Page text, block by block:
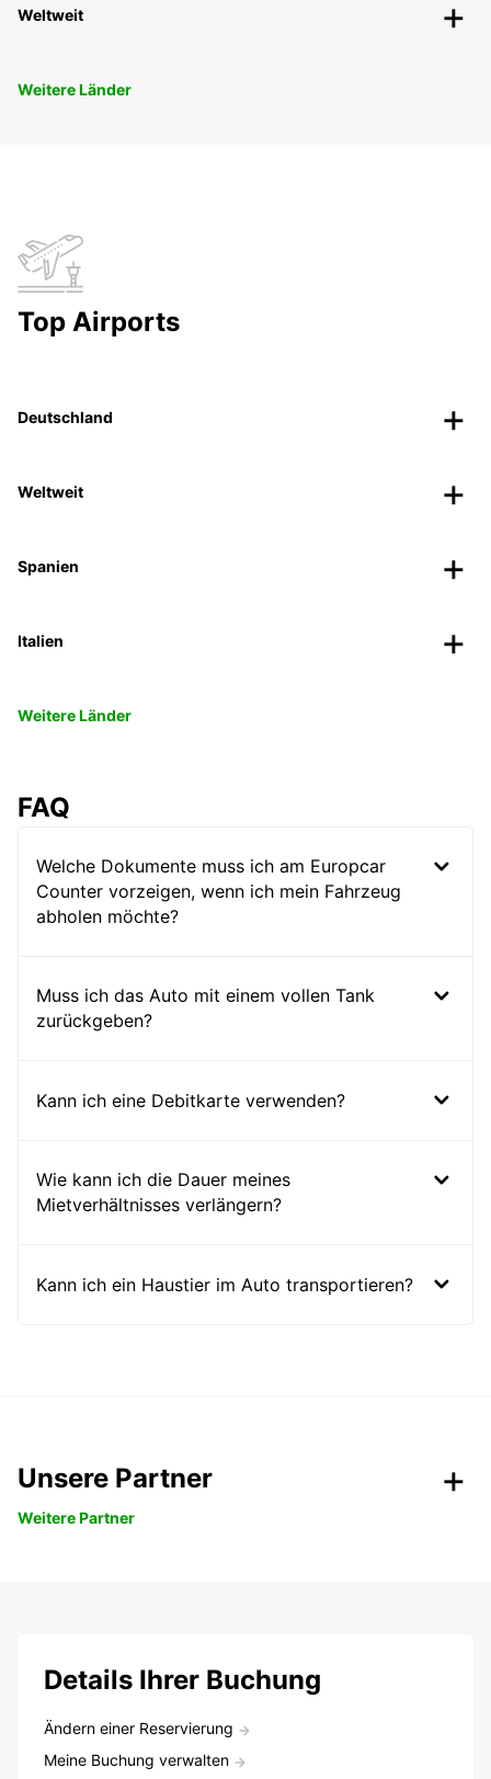
Weltweit
Weitere Länder
Top Airports
Deutschland
Weltweit
Spanien
Italien
Weitere Länder
FAQ
Welche Dokumente muss ich am Europcar
Counter vorzeigen, wenn ich mein Fahrzeug
abholen möchte?
Muss ich das Auto mit einem vollen Tank
zurückgeben?
Kann ich eine Debitkarte verwenden?
Wie kann ich die Dauer meines
Mietverhältnisses verlängern?
Kann ich ein Haustier im Auto transportieren?
Unsere Partner
Weitere Partner
Details Ihrer Buchung
Ändern einer Reservierung
Meine Buchung verwalten